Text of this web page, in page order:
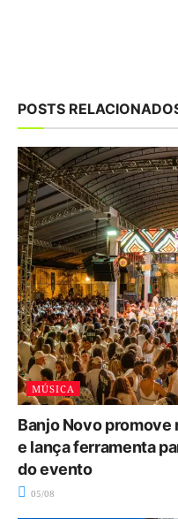
POSTS
MÚSICA
Banjo Novo promove
e lança ferramenta
do evento
05/08